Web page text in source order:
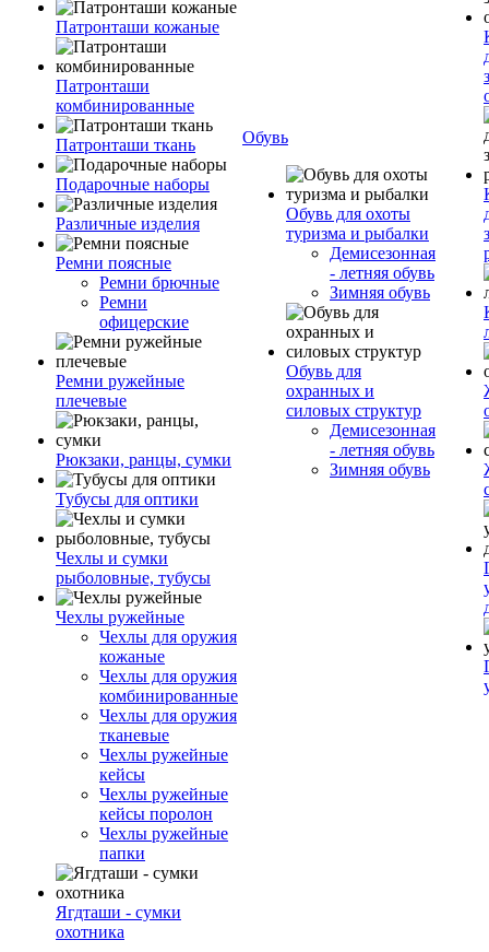
Патронташи кожаные
Патронташи
комбинированные
Патронташи ткань
Подарочные наборы
Различные изделия
Ремни поясные
Ремни брючные
Ремни
офицерские
Ремни ружейные
плечевые
Рюкзаки, ранцы, сумки
Тубусы для оптики
Чехлы и сумки
рыболовные, тубусы
Чехлы ружейные
Чехлы для оружия
кожаные
Чехлы для оружия
комбинированные
Чехлы для оружия
тканевые
Чехлы ружейные
кейсы
Чехлы ружейные
кейсы поролон
Чехлы ружейные
папки
Ягдташи - сумки
охотника
Обувь
Обувь для охоты
туризма и рыбалки
Демисезонная
- летняя обувь
Зимняя обувь
Обувь для
охранных и
силовых структур
Демисезонная
- летняя обувь
Зимняя обувь